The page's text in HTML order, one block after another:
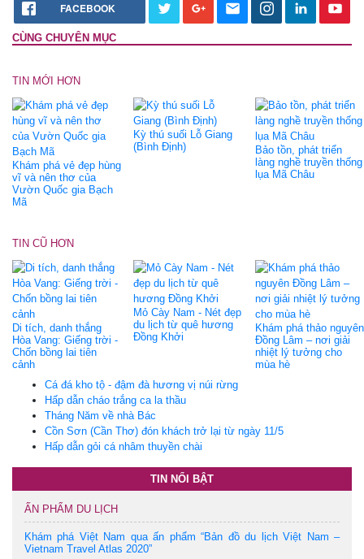
FACEBOOK
CÙNG CHUYÊN MỤC
TIN MỚI HƠN
Khám phá vẻ đẹp hùng
vĩ và nên thơ của
Vườn Quốc gia Bạch
Mã
Kỳ thú suối Lỗ Giang
(Bình Định)
Bảo tồn, phát triển
làng nghề truyền thống
lụa Mã Châu
TIN CŨ HƠN
Di tích, danh thắng
Hòa Vang: Giếng trời -
Chốn bồng lai tiên
cảnh
Mỏ Cày Nam - Nét đẹp
du lịch từ quê hương
Đồng Khởi
Khám phá thảo nguyên
Đồng Lâm – nơi giải
nhiệt lý tưởng cho
mùa hè
Cá đá kho tộ - đậm đà hương vị núi rừng
Hấp dẫn cháo trắng ca la thầu
Tháng Năm về nhà Bác
Cồn Sơn (Cần Thơ) đón khách trở lại từ ngày 11/5
Hấp dẫn gỏi cá nhâm thuyền chài
TIN NỔI BẬT
ẤN PHẨM DU LỊCH
Khám phá Việt Nam qua ấn phẩm “Bản đồ du lịch Việt Nam –
Vietnam Travel Atlas 2020”